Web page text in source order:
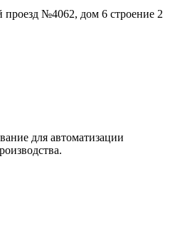
№4062, дом 6 строение 2
для автоматизации